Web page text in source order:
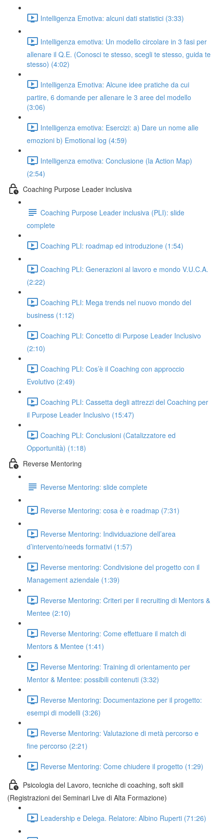
Intelligenza Emotiva: alcuni dati statistici (3:33)
Intelligenza emotiva: Un modello circolare in 3 fasi per
allenare il Q.E. (Conosci te stesso, scegli te stesso, guida te
stesso) (4:02)
Intelligenza Emotiva: Alcune idee pratiche da cui
partire, 6 domande per allenare le 3 aree del modello
(3:06)
Intelligenza emotiva: Esercizi: a) Dare un nome alle
emozioni b) Emotional log (4:59)
Intelligenza emotiva: Conclusione (la Action Map)
(2:54)
Coaching Purpose Leader inclusiva
Coaching Purpose Leader inclusiva (PLI): slide
complete
Coaching PLI: roadmap ed introduzione (1:54)
Coaching PLI: Generazioni al lavoro e mondo V.U.C.A.
(2:22)
Coaching PLI: Mega trends nel nuovo mondo del
business (1:12)
Coaching PLI: Concetto di Purpose Leader Inclusivo
(2:10)
Coaching PLI: Cos’è il Coaching con approccio
Evolutivo (2:49)
Coaching PLI: Cassetta degli attrezzi del Coaching per
il Purpose Leader Inclusivo (15:47)
Coaching PLI: Conclusioni (Catalizzatore ed
Opportunità) (1:18)
Reverse Mentoring
Reverse Mentoring: slide complete
Reverse Mentoring: cosa è e roadmap (7:31)
Reverse Mentoring: Individuazione dell’area
d’intervento/needs formativi (1:57)
Reverse mentoring: Condivisione del progetto con il
Management aziendale (1:39)
Reverse Mentoring: Criteri per il recruiting di Mentors &
Mentee (2:10)
Reverse Mentoring: Come effettuare il match di
Mentors & Mentee (1:41)
Reverse Mentoring: Training di orientamento per
Mentor & Mentee: possibili contenuti (3:32)
Reverse Mentoring: Documentazione per il progetto:
esempi di modelli (3:26)
Reverse Mentoring: Valutazione di metà percorso e
fine percorso (2:21)
Reverse Mentoring: Come chiudere il progetto (1:29)
Psicologia del Lavoro, tecniche di coaching, soft skill
(Registrazioni dei Seminari Live di Alta Formazione)
Leadership e Delega. Relatore: Albino Ruperti (71:26)